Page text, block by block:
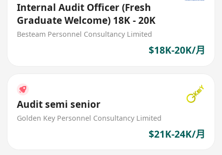
Internal Audit Officer (Fresh
Graduate Welcome) 18K - 20K
Besteam Personnel Consultancy Limited
$18K-20K/月
Audit semi senior
Golden Key Personnel Consultancy Limited
$21K-24K/月